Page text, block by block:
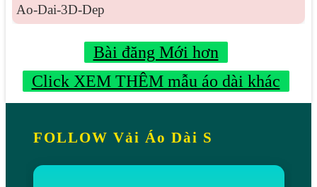
Ao-Dai-3D-Dep
Bài đăng Mới hơn
Click XEM THÊM mẫu áo dài khác
FOLLOW Vải Áo Dài S